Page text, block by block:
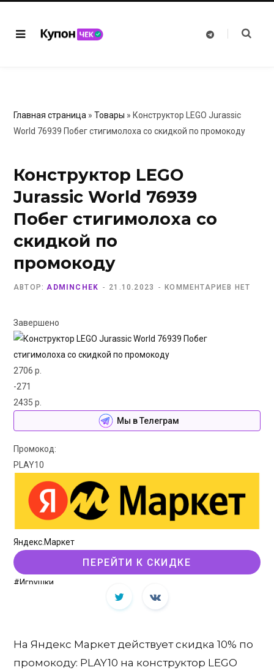
T
Главная страница » Товары » Конструктор LEGO Jurassic
World 76939 Побег стигимолоха со скидкой по промокоду
Конструктор LEGO
Jurassic World 76939
Побег стигимолоха со
скидкой по
промокоду
АВТОР: ADMINCHEK 21.10.2023 КОММЕНТАРИЕВ НЕТ
Завершено
2706 р.
-271
2435 р.
Мы в Телеграм
Промокод:
PLAY10
Яндекс.Маркет
ПЕРЕЙТИ К СКИДКЕ
#Игрушки
На Яндекс Маркет действует скидка 10% по
промокоду: PLAY10 на конструктор LEGO